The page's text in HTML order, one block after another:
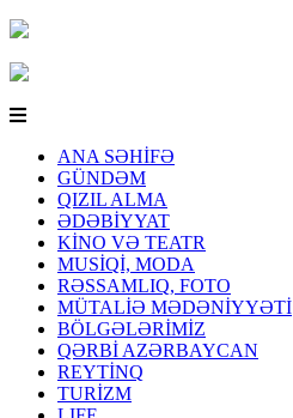
ANA SƏHİFƏ
GÜNDƏM
QIZIL ALMA
ƏDƏBİYYAT
KİNO VƏ TEATR
MUSİQİ, MODA
RƏSSAMLIQ, FOTO
MÜTALİƏ MƏDƏNİYYƏTİ
BÖLGƏLƏRİMİZ
QƏRBİ AZƏRBAYCAN
REYTİNQ
TURİZM